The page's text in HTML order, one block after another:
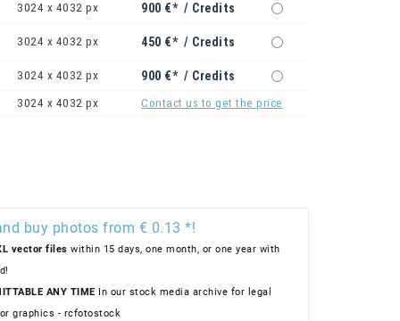
3024 x 4032 px 900 €* / Credits
3024 x 4032 px 450 €* / Credits
3024 x 4032 px 900 €* / Credits
3024 x 4032 px Contact us to get the price
buy photos from € 0.13 *!
vector files within 15 days, one month, or one year with
ANY TIME In our stock media archive for legal
graphics - rcfotostock